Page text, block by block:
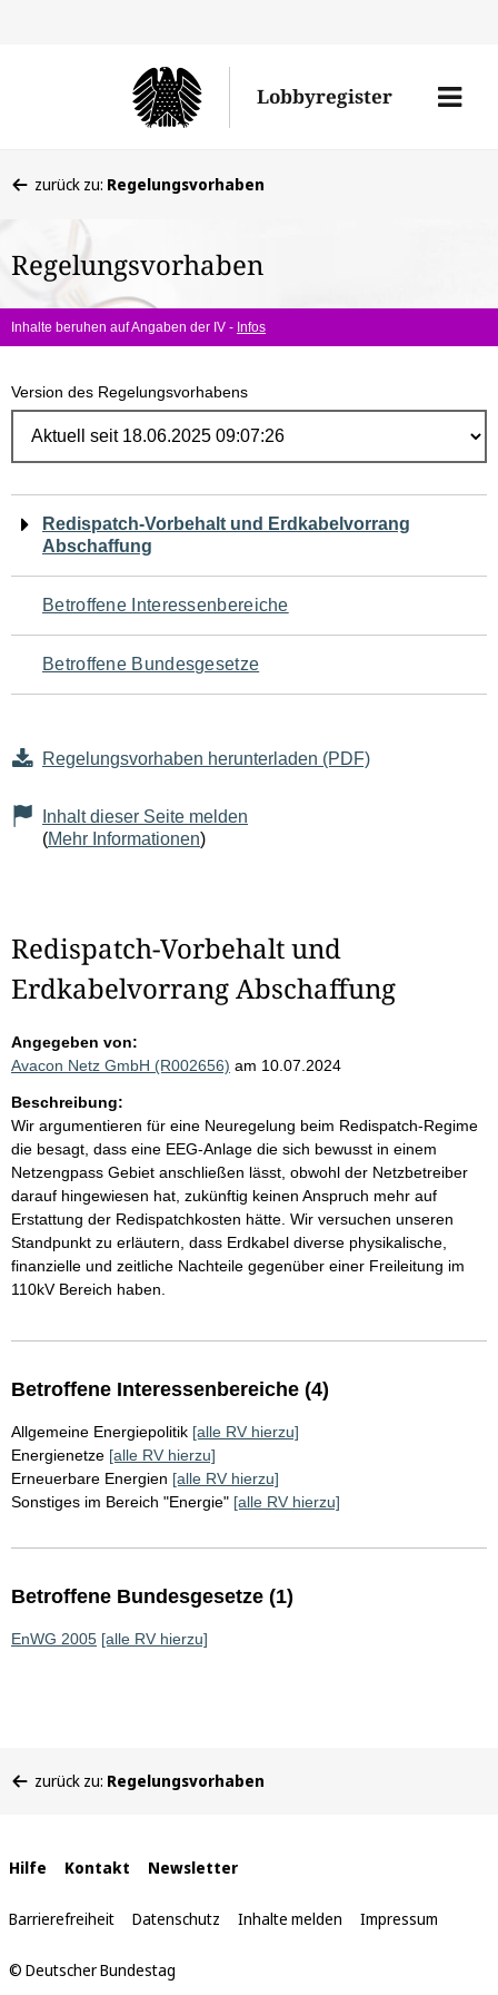
Lobbyregister
Menü
befinden
hier:
zurück zu: Regelungsvorhaben
Regelungsvorhaben
Inhalte beruhen auf Angaben der IV - Infos
Version des Regelungsvorhabens
Navigation
für
den
Seiteninhalt
Redispatch-Vorbehalt und Erdkabelvorrang
Abschaffung
Betroffene Interessenbereiche
Betroffene Bundesgesetze
Regelungsvorhaben herunterladen (PDF)
Inhalt dieser Seite melden
(Mehr Informationen)
Redispatch-Vorbehalt und
Erdkabelvorrang Abschaffung
Angegeben von:
Avacon Netz GmbH (R002656) am 10.07.2024
Beschreibung:
Wir argumentieren für eine Neuregelung beim Redispatch-Regime
die besagt, dass eine EEG-Anlage die sich bewusst in einem
Netzengpass Gebiet anschließen lässt, obwohl der Netzbetreiber
darauf hingewiesen hat, zukünftig keinen Anspruch mehr auf
Erstattung der Redispatchkosten hätte. Wir versuchen unseren
Standpunkt zu erläutern, dass Erdkabel diverse physikalische,
finanzielle und zeitliche Nachteile gegenüber einer Freileitung im
110kV Bereich haben.
Betroffene Interessenbereiche (4)
Allgemeine Energiepolitik [alle RV hierzu]
Energienetze [alle RV hierzu]
Erneuerbare Energien [alle RV hierzu]
Sonstiges im Bereich "Energie" [alle RV hierzu]
Betroffene Bundesgesetze (1)
EnWG 2005 [alle RV hierzu]
befinden
zurück zu: Regelungsvorhaben
Interne
Links
Hilfe Kontakt Newsletter
Barrierefreiheit Datenschutz Inhalte melden Impressum
© Deutscher Bundestag